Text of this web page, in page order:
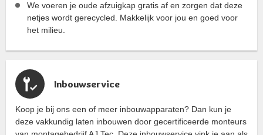
We voeren je oude afzuigkap gratis af en zorgen dat deze
netjes wordt gerecycled. Makkelijk voor jou en goed voor
het milieu.
Inbouwservice
Koop je bij ons een of meer inbouwapparaten? Dan kun je
deze vakkundig laten inbouwen door gecertificeerde monteurs